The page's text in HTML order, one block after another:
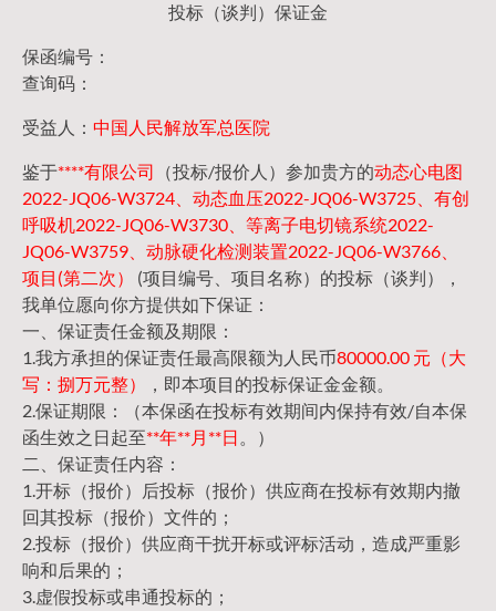
投标（谈判）保证金
保函编号：
查询码：
受益人： 中国人民解放军总医院
鉴于****有限公司 （投标/报价人）参加贵方的动态心电图
2022-JQ06-W3724、动态血压2022-JQ06-W3725、有创
呼吸机2022-JQ06-W3730、等离子电切镜系统2022-
JQ06-W3759、动脉硬化检测装置2022-JQ06-W3766、
项目(第二次）
(项目编号、项目名称）的投标（谈判），
我单位愿向你方提供如下保证：
一、保证责任金额及期限：
1.我方承担的保证责任最高限额为人民币80000.00 元（大
写：捌万元整）
，即本项目的投标保证金金额。
2.保证期限：（本保函在投标有效期间内保持有效/自本保
函生效之日起至**年**月**日 。）
二、保证责任内容：
1.开标（报价）后投标（报价）供应商在投标有效期内撤
回其投标（报价）文件的；
2.投标（报价）供应商干扰开标或评标活动，造成严重影
响和后果的；
3.虚假投标或串通投标的；